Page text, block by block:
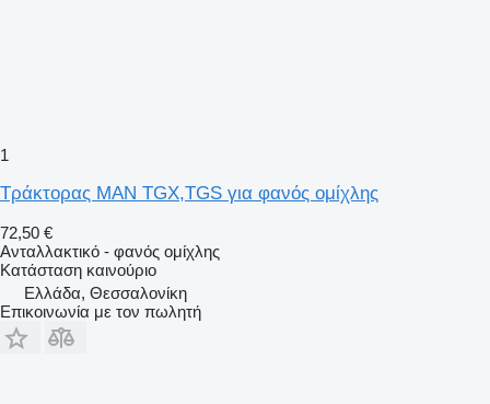
1
Τράκτορας MAN TGX,TGS για φανός ομίχλης
72,50 €
Ανταλλακτικό - φανός ομίχλης
Κατάσταση καινούριο
Ελλάδα, Θεσσαλονίκη
Επικοινωνία με τον πωλητή